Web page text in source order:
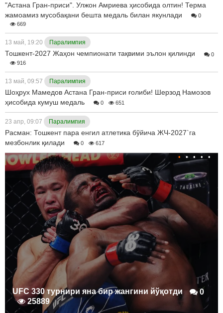
"Астана Гран-приси". Улжон Амриева ҳисобида олтин! Терма
жамоамиз мусобақани бешта медаль билан якунлади
0
669
13 май, 19:20 Паралимпия
Тошкент-2027 Жаҳон чемпионати тақвими эълон қилинди
0
916
13 май, 09:57 Паралимпия
Шоҳрух Мамедов Астана Гран-приси ғолиби! Шерзод Намозов
ҳисобида кумуш медаль
0 651
23 апр, 09:07 Паралимпия
Расман: Тошкент пара енгил атлетика бўйича ЖЧ-2027`га
мезбонлик қилади
0 617
UFC 330 турнири яна бир жангини йўқотди
0
25889
• • • • •